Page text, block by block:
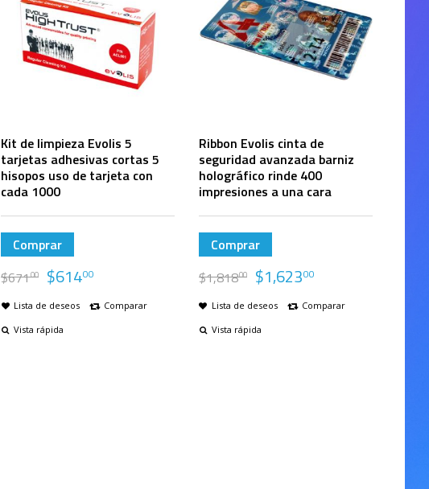
Kit de limpieza Evolis 5
tarjetas adhesivas cortas 5
hisopos uso de tarjeta con
cada 1000
Comprar
$67100 $61400
Lista de deseos
Comparar
Vista rápida
Ribbon Evolis cinta de
seguridad avanzada barniz
holográfico rinde 400
impresiones a una cara
Comprar
$1,81800 $1,62300
Lista de deseos
Comparar
Vista rápida